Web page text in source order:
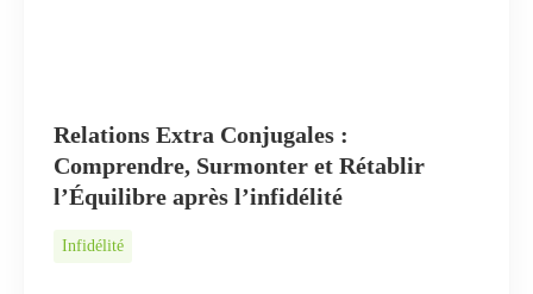
Relations Extra Conjugales :
Comprendre, Surmonter et Rétablir
l’Équilibre après l’infidélité
Infidélité